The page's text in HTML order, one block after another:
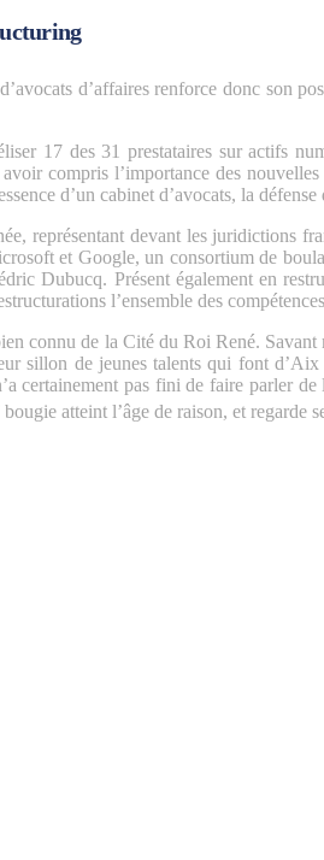
d’affaires renforce donc son
17 des 31 prestataires sur actifs
compris l’importance des
d’un cabinet d’avocats, la
représentant devant les juridictions
et Google, un consortium de
Dubucq. Présent également en
l’ensemble des
connu de la Cité du Roi René.
sillon de jeunes talents qui font
certainement pas fini de faire parler
bougie atteint l’âge de raison, et regarde